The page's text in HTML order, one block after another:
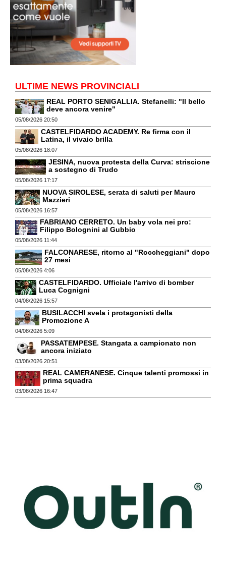
ULTIME NEWS PROVINCIALI
REAL PORTO SENIGALLIA. Stefanelli: "Il bello
deve ancora venire"
05/08/2026 20:50
CASTELFIDARDO ACADEMY. Re firma con il
Latina, il vivaio brilla
05/08/2026 18:07
JESINA, nuova protesta della Curva: striscione
a sostegno di Trudo
05/08/2026 17:17
NUOVA SIROLESE, serata di saluti per Mauro
Mazzieri
05/08/2026 16:57
FABRIANO CERRETO. Un baby vola nei pro:
Filippo Bolognini al Gubbio
05/08/2026 11:44
FALCONARESE, ritorno al "Roccheggiani" dopo
27 mesi
05/08/2026 4:06
CASTELFIDARDO. Ufficiale l'arrivo di bomber
Luca Cognigni
04/08/2026 15:57
BUSILACCHI svela i protagonisti della
Promozione A
04/08/2026 5:09
PASSATEMPESE. Stangata a campionato non
ancora iniziato
03/08/2026 20:51
REAL CAMERANESE. Cinque talenti promossi in
prima squadra
03/08/2026 16:47